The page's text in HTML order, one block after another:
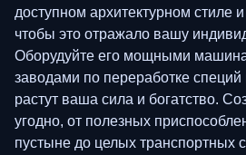
доступном архитектурном стиле
чтобы это отражало вашу
Оборудуйте его мощными
заводами по переработке специй
растут ваша сила и богатство.
угодно, от полезных
пустыне до целых транспортных